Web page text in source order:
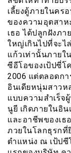
เลี้ยงดู้ภายในคร
ของความอุตสาห
เธอ ได้ปลูกฝังภ
ใหญ่เกินไปที่จะไ
แก้วเท่านั้นภายใ
ซีอีโอของเป้ปซี่โ
2006 แต่ตลอดกา
อินเดียหนุ่มสาวห
แบบความสำเร็จ
นูยี เกิดภายในอิน
และอาชีพของเธ
ภวยในโลกธุรกที่
ตำแหน่ง ณ เป้ป